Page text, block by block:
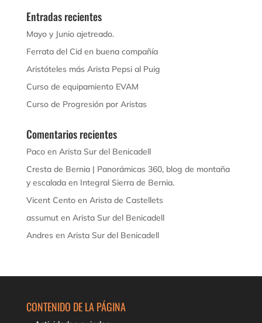
Entradas recientes
Mayo y Junio ajetreado.
Ferrata del Cid en buena compañía
Aristóteles más Arista Pepsi al Puig
Curso de equipamiento EVAM
Curso de Progresión por Aristas
Comentarios recientes
Pacoen Arista Sur del Benicadell
Cresta de Bernia | Panorámicas 360, blog de montaña
y escaladaen Integral Sierra de Bernia.
Vicent Centoen Arista de Castellets
assumuten Arista Sur del Benicadell
Andresen Arista Sur del Benicadell
CONTENIDO DE LA PÁGINA